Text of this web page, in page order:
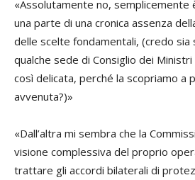
«Assolutamente no, semplicemente
una parte di una cronica assenza
delle scelte fondamentali, (credo sia
qualche sede di Consiglio dei
così delicata, perché la scopriamo a
avvenuta?)»
«Dall’altra mi sembra che la
visione complessiva del proprio
trattare gli accordi bilaterali di